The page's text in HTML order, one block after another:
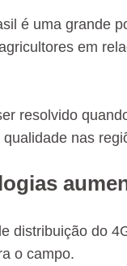
é uma grande
em
resolvido
nas
distribuição do
o campo.